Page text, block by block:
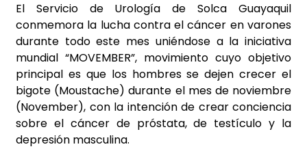
El Servicio de Urología de Solca Guayaquil
conmemora la lucha contra el cáncer en varones
durante todo este mes uniéndose a la iniciativa
mundial “MOVEMBER”, movimiento cuyo objetivo
principal es que los hombres se dejen crecer el
bigote (Moustache) durante el mes de noviembre
(November), con la intención de crear conciencia
sobre el cáncer de próstata, de testículo y la
depresión masculina.